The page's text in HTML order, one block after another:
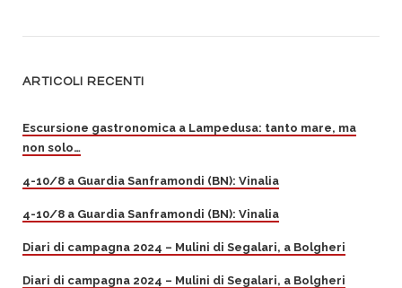
ARTICOLI RECENTI
Escursione gastronomica a Lampedusa: tanto mare, ma
non solo…
4-10/8 a Guardia Sanframondi (BN): Vinalia
4-10/8 a Guardia Sanframondi (BN): Vinalia
Diari di campagna 2024 – Mulini di Segalari, a Bolgheri
Diari di campagna 2024 – Mulini di Segalari, a Bolgheri